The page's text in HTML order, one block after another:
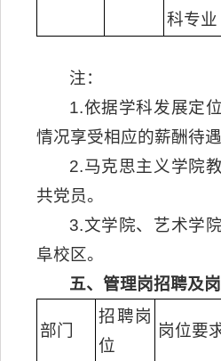
科专业
注：
1.依据学科发展定
情况享受相应的薪酬待遇
2.马克思主义学院
共党员。
3.文学院、艺术学
阜校区。
五、管理岗招聘及
部门
招聘岗
位
岗位要